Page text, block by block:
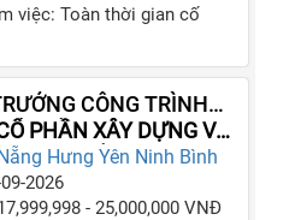
việc: Toàn thời gian cố
CÔNG TRÌNH
TRÌNH NHÔM
PHẦN XÂY DỰNG VÀ
KAI VIỆT NAM
Hưng Yên Ninh Bình
2026
- 25,000,000 VNĐ